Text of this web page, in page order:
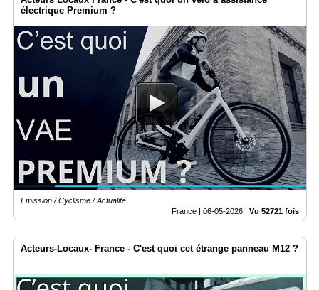
électrique Premium ?
Emission / Cyclisme / Actualité
France | 06-05-2026 | Vu 52721 fois
Acteurs-Locaux- France - C'est quoi cet étrange panneau M12 ?